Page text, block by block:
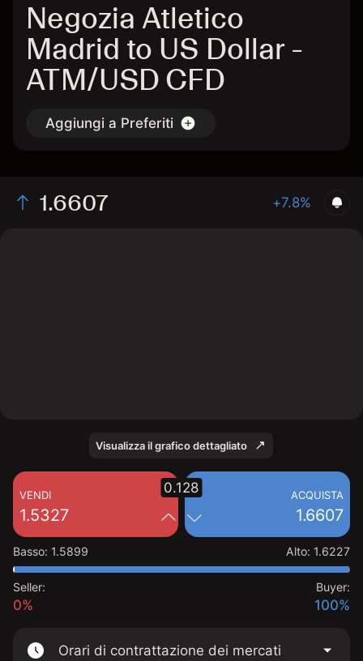
Negozia Atletico
Madrid to US Dollar -
ATM/USD CFD
Aggiungi a Preferiti
1.6607 +7.8%
Visualizza il grafico dettagliato
VENDI
1.5327
ACQUISTA
1.6607
0.128
Basso: 1.5899 Alto: 1.6227
Seller:
0%
Buyer:
100%
Orari di contrattazione dei mercati